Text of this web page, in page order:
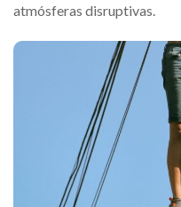
atmósferas disruptivas.